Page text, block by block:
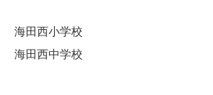
海田西小学校
海田西中学校